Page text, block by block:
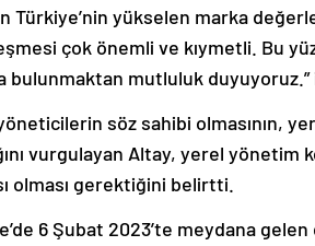
Türkiye’nin yükselen marka
çok önemli ve kıymetli. Bu
bulunmaktan mutluluk duyuyoruz.”
söz sahibi olmasının,
vurgulayan Altay, yerel
olması gerektiğini belirtti.
6 Şubat 2023’te meydana